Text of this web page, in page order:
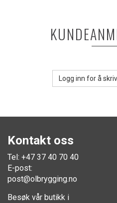
Logg inn for å
Kontakt oss
Tel: +47 37 40 70 40
E-post:
post@olbrygging.no
Besøk vår butikk i